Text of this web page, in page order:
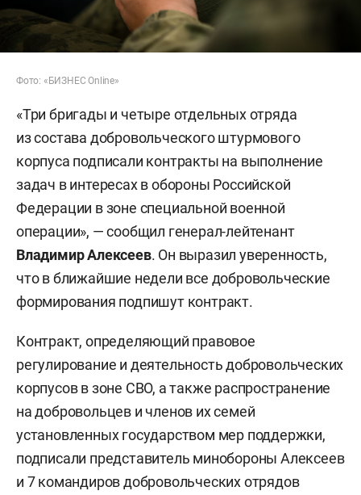
Фото: «БИЗНЕС Online»
«Три бригады и четыре отдельных отряда
из состава добровольческого штурмового
корпуса подписали контракты на выполнение
задач в интересах в обороны Российской
Федерации в зоне специальной военной
операции», — сообщил генерал-лейтенант
Владимир Алексеев. Он выразил уверенность,
что в ближайшие недели все добровольческие
формирования подпишут контракт.
Контракт, определяющий правовое
регулирование и деятельность добровольческих
корпусов в зоне СВО, а также распространение
на добровольцев и членов их семей
установленных государством мер поддержки,
подписали представитель минобороны Алексеев
и 7 командиров добровольческих отрядов